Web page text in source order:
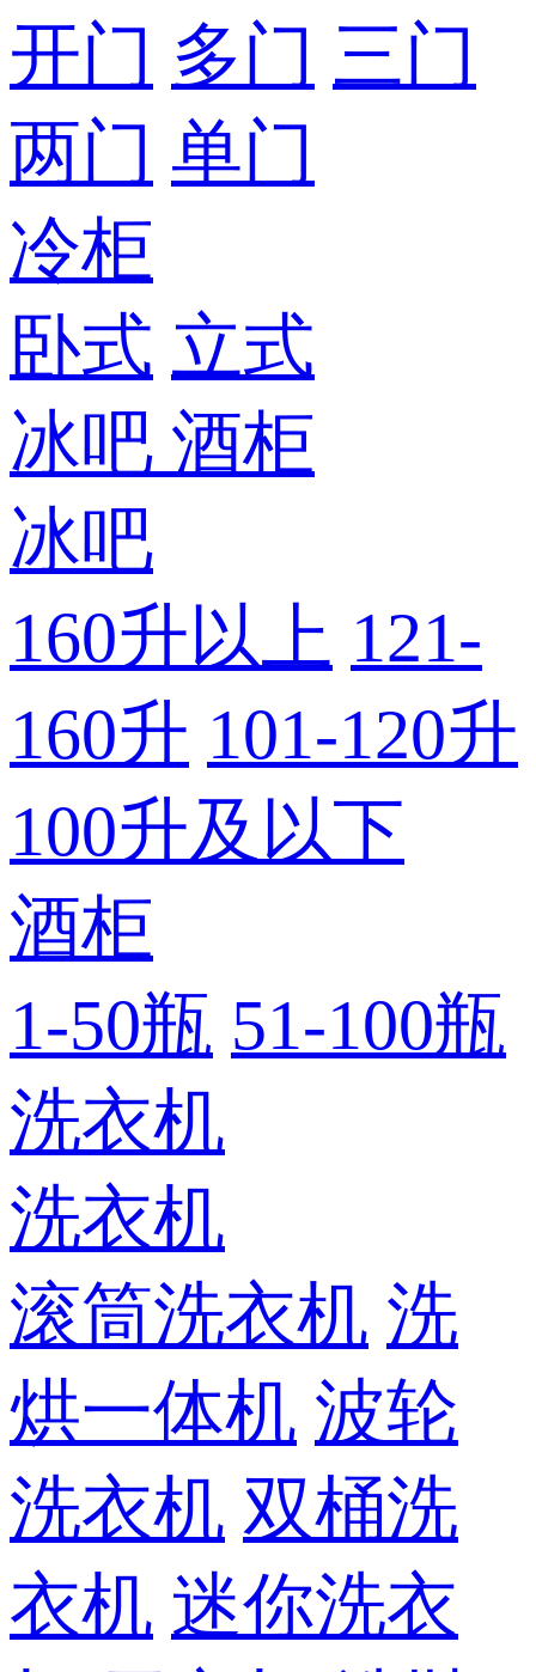
开门 多门 三门
两门 单门
冷柜
卧式 立式
冰吧 酒柜
冰吧
160升以上 121-
160升 101-120升
100升及以下
酒柜
1-50瓶 51-100瓶
洗衣机
洗衣机
滚筒洗衣机 洗
烘一体机 波轮
洗衣机 双桶洗
衣机 迷你洗衣